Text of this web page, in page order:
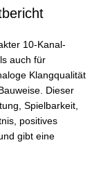
10-Kanal-
auch für
Klangqualität
Dieser
Spielbarkeit,
positives
gibt eine